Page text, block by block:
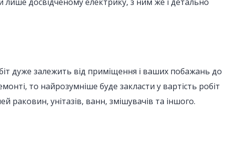
дуже залежить від приміщення і ваших побажань до
то найрозумніше буде закласти у вартість робіт
раковин, унітазів, ванн, змішувачів та іншого.